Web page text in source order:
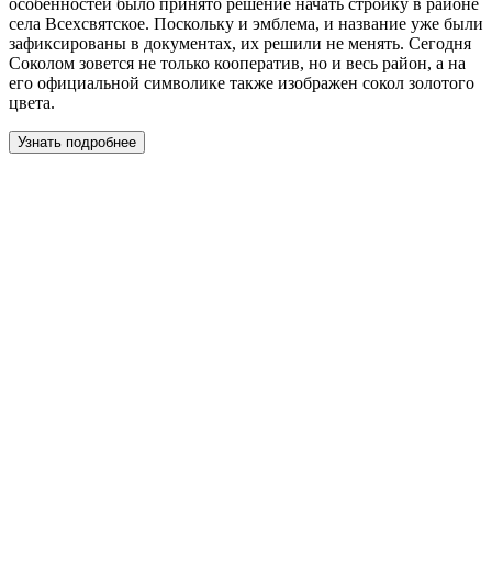
особенностей было принято решение начать стройку в районе
села Всехсвятское. Поскольку и эмблема, и название уже были
зафиксированы в документах, их решили не менять. Сегодня
Соколом зовется не только кооператив, но и весь район, а на
его официальной символике также изображен сокол золотого
цвета.
Узнать подробнее